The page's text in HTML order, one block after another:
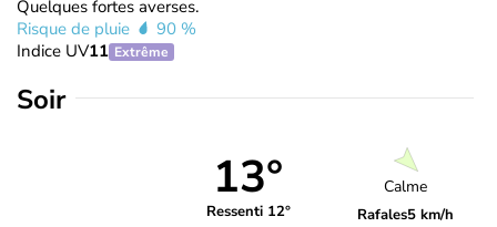
Quelques fortes averses.
Risque de pluie
90 %
Indice UV11 Extrême
Soir
13°
Ressenti 12°
Calme
Rafales5 km/h